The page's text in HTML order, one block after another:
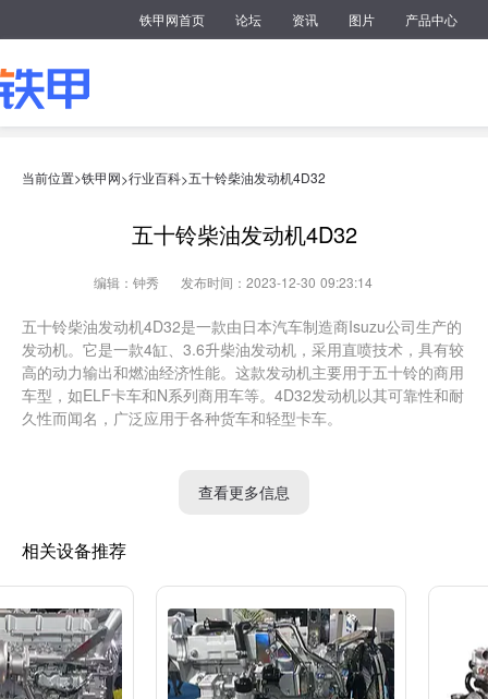
铁甲网首页 论坛 资讯 图片 产品中心
当前位置>铁甲网>行业百科>五十铃柴油发动机4D32
五十铃柴油发动机4D32
编辑：钟秀 发布时间：2023-12-30 09:23:14
五十铃柴油发动机4D32是一款由日本汽车制造商Isuzu公司生产的
发动机。它是一款4缸、3.6升柴油发动机，采用直喷技术，具有较
高的动力输出和燃油经济性能。这款发动机主要用于五十铃的商用
车型，如ELF卡车和N系列商用车等。4D32发动机以其可靠性和耐
久性而闻名，广泛应用于各种货车和轻型卡车。
查看更多信息
相关设备推荐